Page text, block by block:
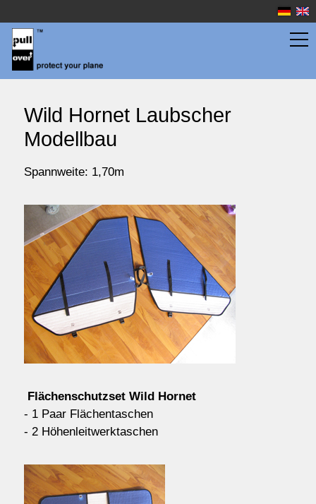
Flächentaschen
Rumpftaschen
Wassersport
Preise
Service
Kontakt/Order
Anfahrt
über uns
Wild Hornet Laubscher
Modellbau
Spannweite: 1,70m
Flächenschutzset Wild Hornet
- 1 Paar Flächentaschen
- 2 Höhenleitwerktaschen